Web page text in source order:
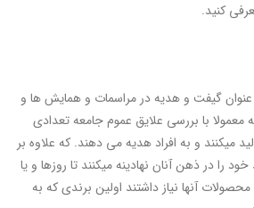
کنید.
عنوان گیفت و هدیه در مراسمات و همایش ها و
با بررسی علایق عموم جامعه تعدادی
میکنند و به افراد هدیه می دهند. که علاوه بر
را در ذهن آنان نهادینه میکنند تا روزها و یا
آنها نیاز داشتند اولین برندی که به